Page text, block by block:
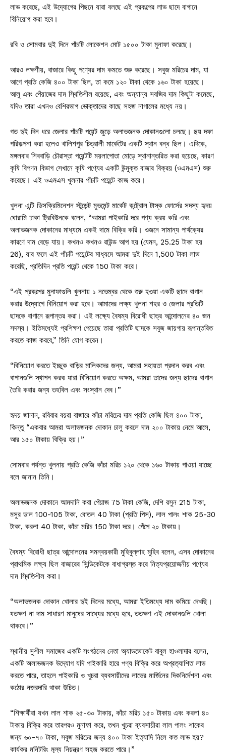
লাভ করেছে, এই উদ্যোগের পিছনে যারা বলছে এই প্রকল্পের লাভ ছাদে বাগানে
বিনিয়োগ করা হবে।
রবি ও সোমবার দুই দিনে পাঁচটি লোকেশন মোট ১৫০০ টাকা মুনাফা করেছে।
আরও লক্ষণীয়, বাজারে কিছু পণ্যের দাম কমতে শুরু করেছে। সবুজ মরিচের দাম, যা
আগে প্রতি কেজি ৪০০ টাকা ছিল, তা কমে ১২০ টাকা থেকে ১৬০ টাকা হয়েছে।
আলু এবং পেঁয়াজের দাম স্থিতিশীল রয়েছে, এবং অন্যান্য সবজির দাম কিছুটা কমেছে,
যদিও তারা এখনও বেশিরভাগ ভোক্তাদের কাছে সহজ নাগালের মধ্যে নয়।
গত দুই দিন ধরে জেলার পাঁচটি পয়েন্ট জুড়ে অলাভজনক দোকানগুলো চলছে। ছয় দফা
পরিকল্পনা করা হলেও খালিশপুর চিত্রালী মার্কেটের একটি স্থান বন্ধ ছিল। এদিকে,
মঙ্গলবার শিববাড়ি চৌরাস্তা পয়েন্টটি ময়লাপোতা মোড়ে স্থানান্তরিত করা হয়েছে, কারণ
কৃষি বিপণন বিভাগ সেখানে কৃষি পণ্যের একটি উন্মুক্ত বাজার বিক্রয় (ওএমএস) শুরু
করেছে। এই ওএমএস খুলনার পাঁচটি পয়েন্টে কাজ করে।
খুলনা এন্টি ডিসক্রিমিনেশন স্টুডেন্ট মুভমেন্ট মার্কেট কন্ট্রোল টাস্ক ফোর্সের সদস্য হৃদয়
ঘোরামি ঢাকা ট্রিবিউনকে বলেন, “আমরা পাইকারি দরে পণ্য ক্রয় করি এবং
অলাভজনক দোকানের মাধ্যমে একই দামে বিক্রি করি। ওজনে সামান্য পার্থক্যের
কারণে দাম বেড়ে যায়। কখনও কখনও রাউন্ড আপ হয় (যেমন, 25.25 টাকা হয়
26), যার ফলে এই পাঁচটি পয়েন্টের মাধ্যমে আমরা দুই দিনে 1,500 টাকা লাভ
করেছি, প্রতিদিন প্রতি পয়েন্ট থেকে 150 টাকা করে।
“এই প্রকল্পের মুনাফাগুলি খুলনায় ১ নভেম্বর থেকে শুরু হওয়া একটি ছাদে বাগান
করার উদ্যোগে বিনিয়োগ করা হবে। আমাদের লক্ষ্য খুলনা শহর ও জেলার প্রতিটি
ছাদকে বাগানে রূপান্তর করা। এই লক্ষ্যে বৈষম্য বিরোধী ছাত্র আন্দোলনের ৪০ জন
সদস্য। ইতিমধ্যেই প্রশিক্ষণ পেয়েছে তারা প্রতিটি ছাদকে সবুজ জায়গায় রূপান্তরিত
করতে কাজ করবে,” তিনি যোগ করেন।
“বিনিয়োগ করতে ইচ্ছুক বাড়ির মালিকদের জন্য, আমরা সহায়তা প্রদান করব এবং
বাগানগুলি স্থাপন করব৷ যারা বিনিয়োগ করতে অক্ষম, আমরা তাদের জন্য ছাদের বাগান
তৈরি করার জন্য তহবিল এবং সংস্থান দেব।”
হৃদয় জানান, রবিবার বয়রা বাজারে কাঁচা মরিচের দাম প্রতি কেজি ছিল ৪০০ টাকা,
কিন্তু “একবার আমরা অলাভজনক দোকান চালু করলে দাম ২০০ টাকায় নেমে আসে,
আর ১৫০ টাকায় বিক্রি হয়।”
সোমবার পর্যন্ত খুলনায় প্রতি কেজি কাঁচা মরিচ ১২০ থেকে ১৬০ টাকায় পাওয়া যাচ্ছে
বলে জানান তিনি।
অলাভজনক দোকানে আমদানি করা পেঁয়াজ 75 টাকা কেজি, দেশি রসুন 215 টাকা,
মসুর ডাল 100-105 টাকা, বোতল 40 টাকা (প্রতি পিস), লাল পালং শাক 25-30
টাকা, করলা 40 টাকা, কাঁচা মরিচ 150 টাকা দরে। পেঁপে ২০ টাকায়।
বৈষম্য বিরোধী ছাত্র আন্দোলনের সমন্বয়কারী মুহিবুল্লাহ মুহিব বলেন, এসব দোকানের
প্রাথমিক লক্ষ্য ছিল বাজারের সিন্ডিকেটকে বাধাগ্রস্ত করে নিত্যপ্রয়োজনীয় পণ্যের
দাম স্থিতিশীল করা।
“অলাভজনক দোকান খোলার দুই দিনের মধ্যে, আমরা ইতিমধ্যে দাম কমিয়ে দেখছি।
যতক্ষণ না দাম সাধারণ মানুষের সাধ্যের মধ্যে হবে, ততক্ষণ এই দোকানগুলি খোলা
থাকবে।”
স্থানীয় সুশীল সমাজের একটি সংগঠনের নেতা অ্যাডভোকেট বাবুল হাওলাদার বলেন,
একটি অলাভজনক উদ্যোগ যদি পাইকারি হারে পণ্য বিক্রি করে অপ্রত্যাশিত লাভ
করতে পারে, তাহলে পাইকারি ও খুচরা ব্যবসায়ীদের লাভের মার্জিনের দিকনির্দেশনা এবং
কঠোর নজরদারি থাকা উচিত।
“শিক্ষার্থীরা যখন লাল শাক ২৫-৩০ টাকায়, কাঁচা মরিচ ১৫০ টাকায় এবং করলা ৪০
টাকায় বিক্রি করে তারপরও মুনাফা করে, তখন খুচরা ব্যবসায়ীরা লাল পালং শাকের
জন্য ৬০-৭০ টাকা, সবুজ মরিচের জন্য ৪০০ টাকা ইত্যাদি নিলে কত লাভ হয়?
কার্যকর মনিটরিং মূল্য নিয়ন্ত্রণ সহজ করতে পারে।”